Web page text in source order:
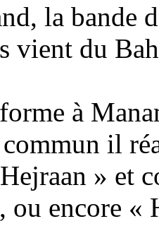
la bande
vient du
à
il
» et
ou encore